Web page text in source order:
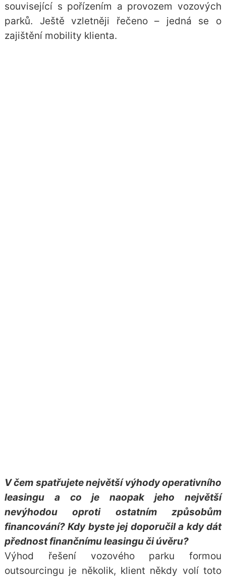
související s pořízením a provozem vozových
parků. Ještě vzletněji řečeno – jedná se o
zajištění mobility klienta.
V čem spatřujete největší výhody operativního
leasingu a co je naopak jeho největší
nevýhodou oproti ostatním způsobům
financování? Kdy byste jej doporučil a kdy dát
přednost finančnímu leasingu či úvěru?
Výhod řešení vozového parku formou
outsourcingu je několik, klient někdy volí toto